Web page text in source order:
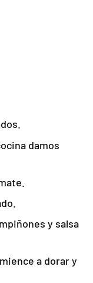
damos
y salsa
a dorar y